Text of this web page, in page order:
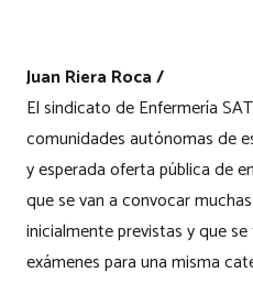
Juan Riera Roca /
El sindicato de Enfermería
comunidades autónomas de
y esperada oferta pública de
que se van a convocar
inicialmente previstas y que
exámenes para una misma